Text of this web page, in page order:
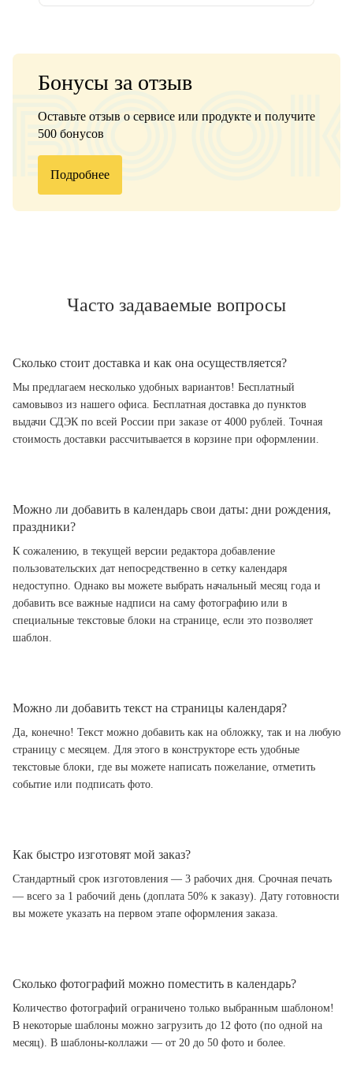
Бонусы за отзыв
Оставьте отзыв о сервисе или продукте и получите
500 бонусов
Подробнее
Часто задаваемые вопросы
Сколько стоит доставка и как она осуществляется?
Мы предлагаем несколько удобных вариантов! Бесплатный
самовывоз из нашего офиса. Бесплатная доставка до пунктов
выдачи СДЭК по всей России при заказе от 4000 рублей. Точная
стоимость доставки рассчитывается в корзине при оформлении.
Можно ли добавить в календарь свои даты: дни рождения,
праздники?
К сожалению, в текущей версии редактора добавление
пользовательских дат непосредственно в сетку календаря
недоступно. Однако вы можете выбрать начальный месяц года и
добавить все важные надписи на саму фотографию или в
специальные текстовые блоки на странице, если это позволяет
шаблон.
Можно ли добавить текст на страницы календаря?
Да, конечно! Текст можно добавить как на обложку, так и на любую
страницу с месяцем. Для этого в конструкторе есть удобные
текстовые блоки, где вы можете написать пожелание, отметить
событие или подписать фото.
Как быстро изготовят мой заказ?
Стандартный срок изготовления — 3 рабочих дня. Срочная печать
— всего за 1 рабочий день (доплата 50% к заказу). Дату готовности
вы можете указать на первом этапе оформления заказа.
Сколько фотографий можно поместить в календарь?
Количество фотографий ограничено только выбранным шаблоном!
В некоторые шаблоны можно загрузить до 12 фото (по одной на
месяц). В шаблоны-коллажи — от 20 до 50 фото и более.